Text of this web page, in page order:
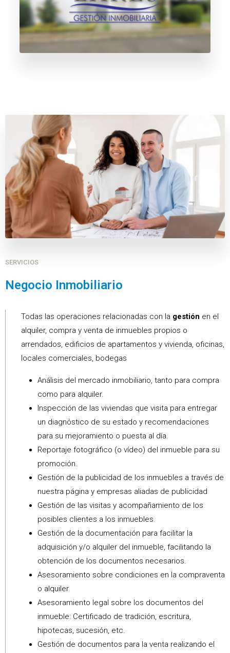
SERVICIOS
Negocio Inmobiliario
Todas las operaciones relacionadas con la gestión en el
alquiler, compra y venta de inmuebles propios o
arrendados, edificios de apartamentos y vivienda, oficinas,
locales comerciales, bodegas
Análisis del mercado inmobiliario, tanto para compra
como para alquiler.
Inspección de las viviendas que visita para entregar
un diagnóstico de su estado y recomendaciones
para su mejoramiento o puesta al día.
Reportaje fotográfico (o vídeo) del inmueble para su
promoción.
Gestión de la publicidad de los inmuebles a través de
nuestra página y empresas aliadas de publicidad
Gestión de las visitas y acompañamiento de los
posibles clientes a los inmuebles.
Gestión de la documentación para facilitar la
adquisición y/o alquiler del inmueble, facilitando la
obtención de los documentos necesarios.
Asesoramiento sobre condiciones en la compraventa
o alquiler.
Asesoramiento legal sobre los documentos del
inmueble: Certificado de tradición, escritura,
hipotecas, sucesión, etc.
Gestión de documentos para la venta realizando el